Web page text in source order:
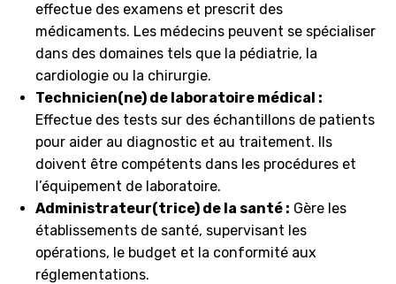
effectue des examens et prescrit des
médicaments. Les médecins peuvent se spécialiser
dans des domaines tels que la pédiatrie, la
cardiologie ou la chirurgie.
Technicien(ne) de laboratoire médical :
Effectue des tests sur des échantillons de patients
pour aider au diagnostic et au traitement. Ils
doivent être compétents dans les procédures et
l’équipement de laboratoire.
Administrateur(trice) de la santé : Gère les
établissements de santé, supervisant les
opérations, le budget et la conformité aux
réglementations.